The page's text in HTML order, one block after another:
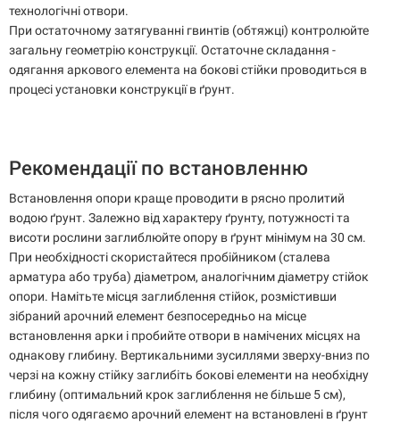
технологічні отвори.
При остаточному затягуванні гвинтів (обтяжці) контролюйте
загальну геометрію конструкції. Остаточне складання -
одягання аркового елемента на бокові стійки проводиться в
процесі установки конструкції в ґрунт.
Рекомендації по встановленню
Встановлення опори краще проводити в рясно пролитий
водою ґрунт. Залежно від характеру ґрунту, потужності та
висоти рослини заглиблюйте опору в ґрунт мінімум на 30 см.
При необхідності скористайтеся пробійником (сталева
арматура або труба) діаметром, аналогічним діаметру стійок
опори. Намітьте місця заглиблення стійок, розмістивши
зібраний арочний елемент безпосередньо на місце
встановлення арки і пробийте отвори в намічених місцях на
однакову глибину. Вертикальними зусиллями зверху-вниз по
черзі на кожну стійку заглибіть бокові елементи на необхідну
глибину (оптимальний крок заглиблення не більше 5 см),
після чого одягаємо арочний елемент на встановлені в ґрунт